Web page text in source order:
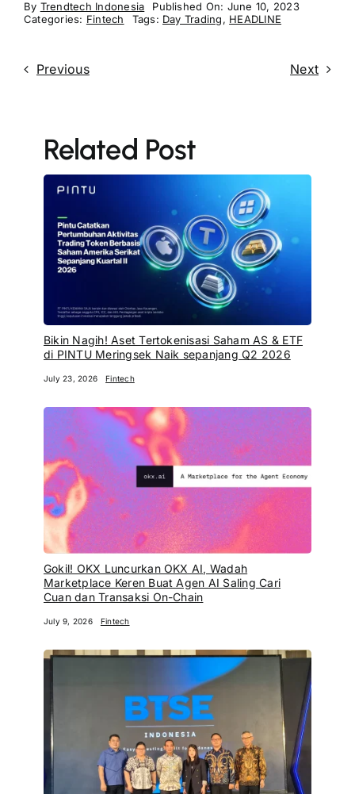
By Trendtech Indonesia
Published On: June 10, 2023
Categories: Fintech Tags: Day Trading, HEADLINE
Previous Next
Related Post
Bikin Nagih! Aset Tertokenisasi Saham AS & ETF
di PINTU Meringsek Naik sepanjang Q2 2026
July 23, 2026 Fintech
Gokil! OKX Luncurkan OKX AI, Wadah
Marketplace Keren Buat Agen AI Saling Cari
Cuan dan Transaksi On-Chain
July 9, 2026 Fintech